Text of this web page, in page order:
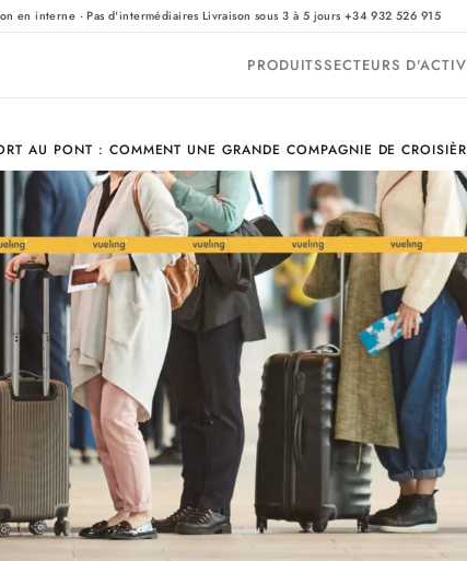
en interne · Pas d'intermédiaires Livraison sous 3 à 5 jours +34 932 526 915
PRODUITSSECTEURS
AU PONT : COMMENT UNE GRANDE COMPAGNIE DE